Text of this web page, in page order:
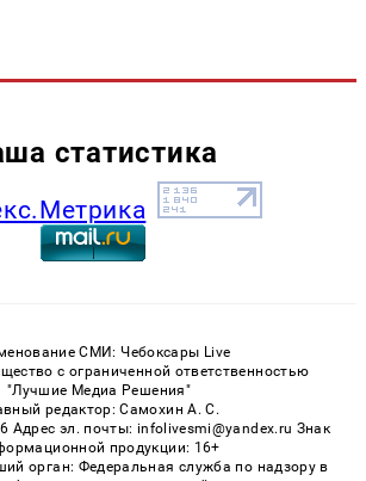
статистика
СМИ: Чебоксары Live
с ограниченной ответственностью
"Лучшие Медиа Решения"
редактор: Самохин А. С.
Адрес эл. почты: infolivesmi@yandex.ru Знак
продукции: 16+
орган: Федеральная служба по надзору в